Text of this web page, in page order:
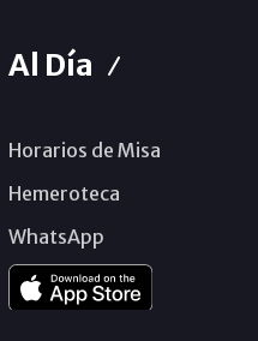
Al Día
Horarios de Misa
Hemeroteca
WhatsApp